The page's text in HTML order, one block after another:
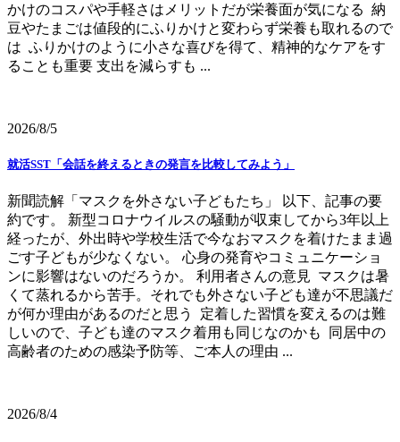
かけのコスパや手軽さはメリットだが栄養面が気になる 納
豆やたまごは値段的にふりかけと変わらず栄養も取れるので
は ふりかけのように小さな喜びを得て、精神的なケアをす
ることも重要 支出を減らすも ...
2026/8/5
就活SST「会話を終えるときの発言を比較してみよう」
新聞読解「マスクを外さない子どもたち」 以下、記事の要
約です。 新型コロナウイルスの騒動が収束してから3年以上
経ったが、外出時や学校生活で今なおマスクを着けたまま過
ごす子どもが少なくない。 心身の発育やコミュニケーショ
ンに影響はないのだろうか。 利用者さんの意見 マスクは暑
くて蒸れるから苦手。それでも外さない子ども達が不思議だ
が何か理由があるのだと思う 定着した習慣を変えるのは難
しいので、子ども達のマスク着用も同じなのかも 同居中の
高齢者のための感染予防等、ご本人の理由 ...
2026/8/4